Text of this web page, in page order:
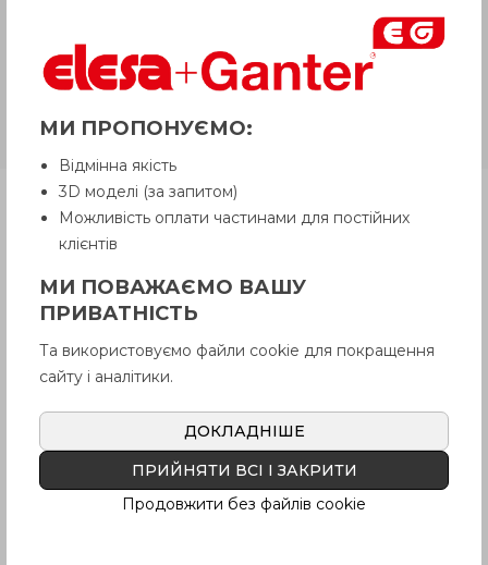
відпускати товар у базовій кольоровій
гамі, якщо інше не обговорено
Покупцем.
GN 506.1Сталь оцинкована
Продукція
Опис
Питання про продукцію
Інструкція (pdf.)
МИ ПРОПОНУЄМО:
Відмінна якість
3D моделі (за запитом)
Можливість оплати частинами для постійних
клієнтів
МИ ПОВАЖАЄМО ВАШУ
ПРИВАТНІСТЬ
Та використовуємо файли cookie для покращення
сайту і аналітики.
ДОКЛАДНІШЕ
ПРИЙНЯТИ ВСІ І ЗАКРИТИ
Продовжити без файлів cookie